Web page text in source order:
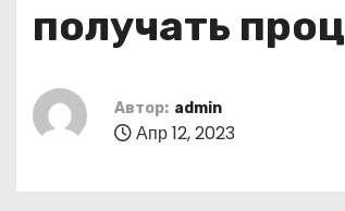
получать
Автор: admin
Апр 12, 2023